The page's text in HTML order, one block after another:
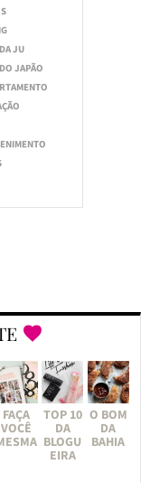
JU
JAPÃO
FAÇA
VOCÊ
TOP 10
DA
BLOGU
EIRA
O BOM
DA
BAHIA